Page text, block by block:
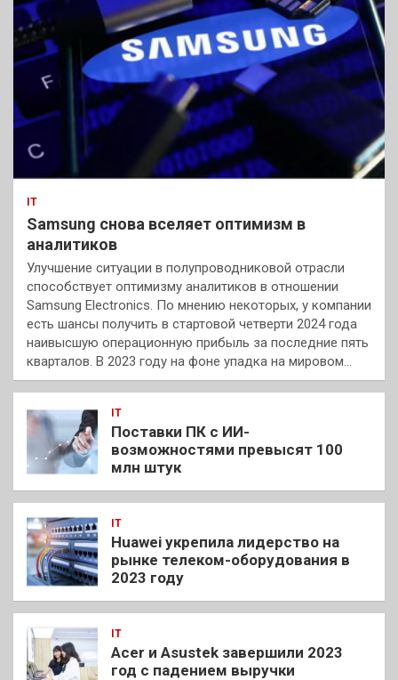
IT
Samsung снова вселяет оптимизм в
аналитиков
Улучшение ситуации в полупроводниковой отрасли
способствует оптимизму аналитиков в отношении
Samsung Electronics. По мнению некоторых, у компании
есть шансы получить в стартовой четверти 2024 года
наивысшую операционную прибыль за последние пять
кварталов. В 2023 году на фоне упадка на мировом…
IT
Поставки ПК с ИИ-
возможностями превысят 100
млн штук
IT
Huawei укрепила лидерство на
рынке телеком-оборудования в
2023 году
IT
Acer и Asustek завершили 2023
год с падением выручки